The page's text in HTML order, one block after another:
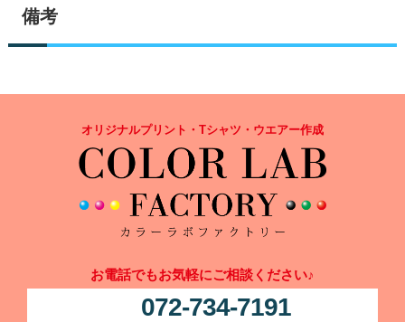
備考
オリジナルプリント・Tシャツ・ウエアー作成
お電話でもお気軽にご相談ください♪
072-734-7191